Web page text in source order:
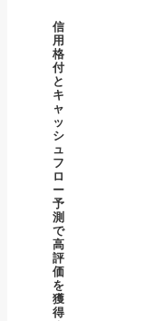
信
用
格
付
と
キ
ャ
ッ
シ
ュ
フ
ロ
ー
予
測
で
高
評
価
を
獲
得